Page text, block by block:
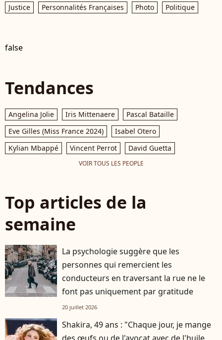
Justice Personnalités Françaises Photo Politique
false
Tendances
Angelina Jolie Iris Mittenaere
Pascal Bataille
Eve Gilles (Miss France 2024)
Isabel Otero
Kylian Mbappé
Vincent Perrot David Guetta
VOIR TOUS LES PEOPLE
Top articles de la
semaine
La psychologie suggère que les
personnes qui remercient les
conducteurs en traversant la rue ne le
font pas uniquement par gratitude
20 juillet 2026
Shakira, 49 ans : "Chaque jour, je mange
des œufs ou de l'avocat avec de l'huile